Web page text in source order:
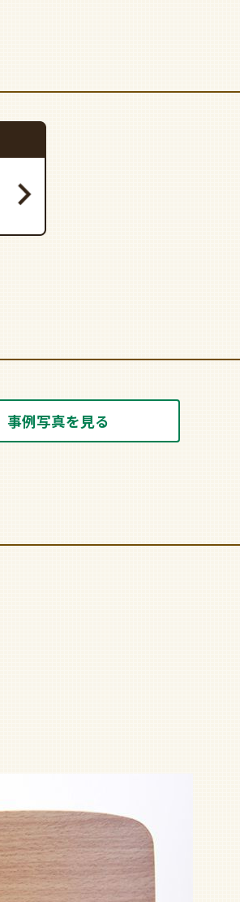
事例写真を見る